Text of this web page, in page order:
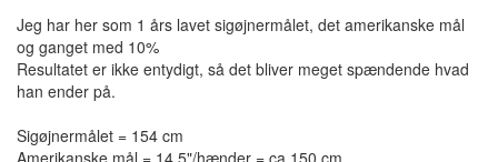
Jeg har her som 1 års lavet sigøjnermålet, det amerikanske mål
og ganget med 10%
Resultatet er ikke entydigt, så det bliver meget spændende hvad
han ender på.
Sigøjnermålet = 154 cm
Amerikanske mål = 14,5"/hænder = ca 150 cm